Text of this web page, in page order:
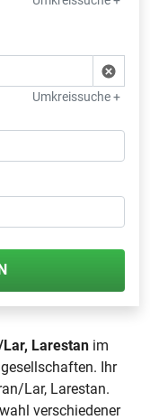
Umkreissuche +
Larestan im
Ihr
Lar, Larestan.
verschiedener